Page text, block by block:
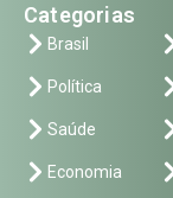
Categorias
Brasil
Política
Saúde
Economia